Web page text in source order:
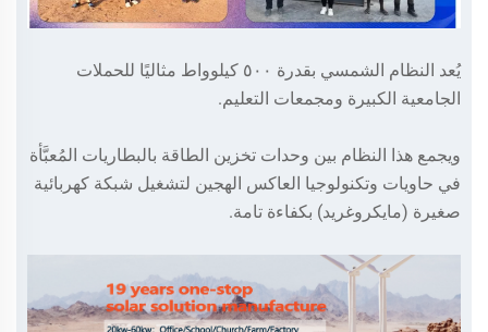
يُعد النظام الشمسي بقدرة ٥٠٠ كيلوواط مثاليًا للحملات
الجامعية الكبيرة ومجمعات التعليم.
ويجمع هذا النظام بين وحدات تخزين الطاقة بالبطاريات المُعبَّأة
في حاويات وتكنولوجيا العاكس الهجين لتشغيل شبكة كهربائية
صغيرة (مايكروغريد) بكفاءة تامة.